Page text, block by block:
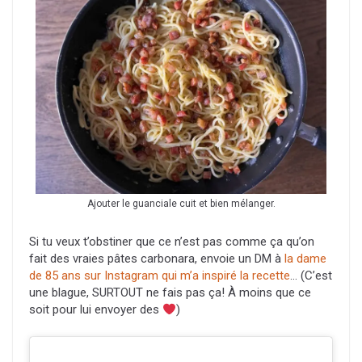
Ajouter le guanciale cuit et bien mélanger.
Si tu veux t’obstiner que ce n’est pas comme ça qu’on
fait des vraies pâtes carbonara, envoie un DM à la dame
de 85 ans sur Instagram qui m’a inspiré la recette… (C’est
une blague, SURTOUT ne fais pas ça! À moins que ce
soit pour lui envoyer des
)